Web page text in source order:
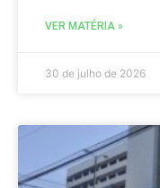
VER MATÉRIA »
30 de julho de 2026